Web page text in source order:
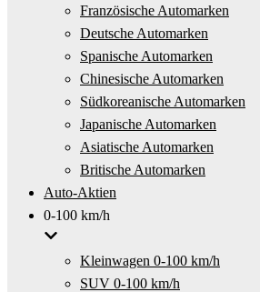
Französische Automarken
Deutsche Automarken
Spanische Automarken
Chinesische Automarken
Südkoreanische Automarken
Japanische Automarken
Asiatische Automarken
Britische Automarken
Auto-Aktien
0-100 km/h
Kleinwagen 0-100 km/h
SUV 0-100 km/h